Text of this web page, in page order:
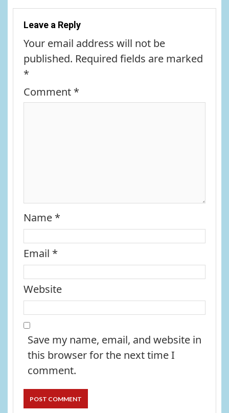
Leave a Reply
Your email address will not be
published. Required fields are marked
*
Comment *
Name *
Email *
Website
Save my name, email, and website in
this browser for the next time I
comment.